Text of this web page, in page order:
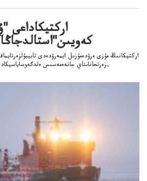
اركتيكاداعى
اركتيكانىڭ مۇزى ەرۋدەمۇزىل ايمەرۋدەدى
زەرتحاناىتاي جانەەمەسىس ەلدگەوساياسيكاداعى جكۇرەساۋىردىالاڭىادى. قى..